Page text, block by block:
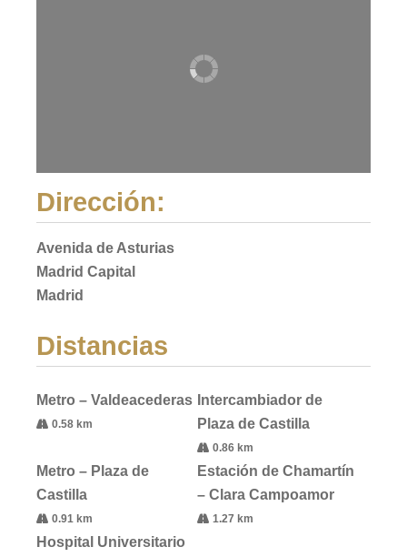
Dirección:
Avenida de Asturias
Madrid Capital
Madrid
Distancias
Metro – Valdeacederas
0.58 km
Intercambiador de
Plaza de Castilla
0.86 km
Metro – Plaza de
Castilla
0.91 km
Estación de Chamartín
– Clara Campoamor
1.27 km
Hospital Universitario